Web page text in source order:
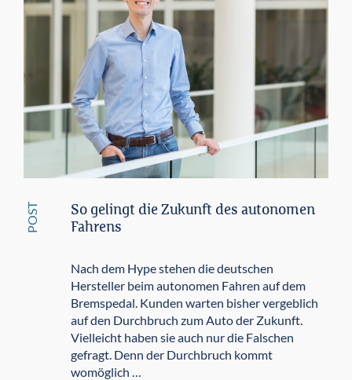
So gelingt die Zukunft des autonomen
Fahrens
Nach dem Hype stehen die deutschen
Hersteller beim autonomen Fahren auf dem
Bremspedal. Kunden warten bisher vergeblich
auf den Durchbruch zum Auto der Zukunft.
Vielleicht haben sie auch nur die Falschen
gefragt. Denn der Durchbruch kommt
womöglich …
POST